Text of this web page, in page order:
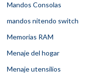
Mandos Consolas
mandos nitendo switch
Memorias RAM
Menaje del hogar
Menaje utensilios